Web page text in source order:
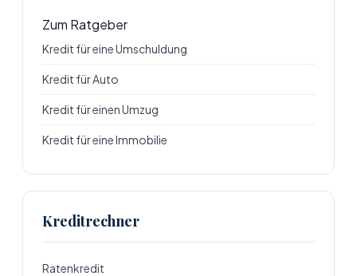
Zum Ratgeber
Kredit für eine Umschuldung
Kredit für Auto
Kredit für einen Umzug
Kredit für eine Immobilie
Kreditrechner
Ratenkredit